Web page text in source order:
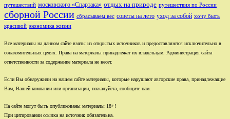
путешествий московского «Спартака» отдых на природе путешествия по России
сборной России сбрасываем вес советы на лето уход за собой хочу быть
красивой экономика жизни
Все материалы на данном сайте взяты из открытых источников и предоставляются исключительно в
ознакомительных целях. Права на материалы принадлежат их владельцам. Администрация сайта
ответственности за содержание материала не несет.
Если Вы обнаружили на нашем сайте материалы, которые нарушают авторские права, принадлежащие
Вам, Вашей компании или организации, пожалуйста, сообщите нам.
На сайте могут быть опубликованы материалы 18+!
При цитировании ссылка на источник обязательна.